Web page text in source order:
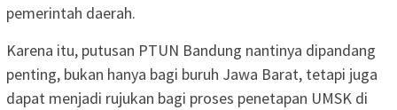
pemerintah daerah.
Karena itu, putusan PTUN Bandung nantinya dipandang
penting, bukan hanya bagi buruh Jawa Barat, tetapi juga
dapat menjadi rujukan bagi proses penetapan UMSK di